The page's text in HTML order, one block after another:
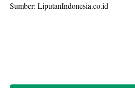
Sumber: LiputanIndonesia.co.id